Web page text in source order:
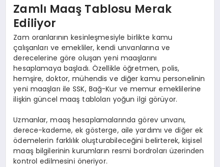
Zamlı Maaş Tablosu Merak
Ediliyor
Zam oranlarının kesinleşmesiyle birlikte kamu
çalışanları ve emekliler, kendi unvanlarına ve
derecelerine göre oluşan yeni maaşlarını
hesaplamaya başladı. Özellikle öğretmen, polis,
hemşire, doktor, mühendis ve diğer kamu personelinin
yeni maaşları ile SSK, Bağ-Kur ve memur emeklilerine
ilişkin güncel maaş tabloları yoğun ilgi görüyor.
Uzmanlar, maaş hesaplamalarında görev unvanı,
derece-kademe, ek gösterge, aile yardımı ve diğer ek
ödemelerin farklılık oluşturabileceğini belirterek, kişisel
maaş bilgilerinin kurumların resmi bordroları üzerinden
kontrol edilmesini öneriyor.